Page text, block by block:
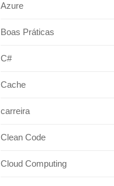
Azure
Boas Práticas
C#
Cache
carreira
Clean Code
Cloud Computing